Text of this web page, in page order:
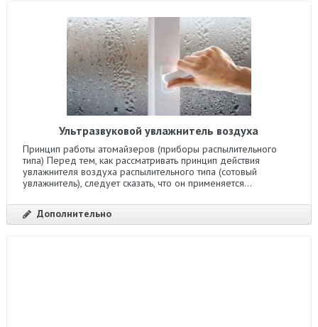
Ультразвуковой увлажнитель воздуха
Принцип работы атомайзеров (приборы распылительного
типа) Перед тем, как рассматривать принцип действия
увлажнителя воздуха распылительного типа (сотовый
увлажнитель), следует сказать, что он применяется...
Дополнительно